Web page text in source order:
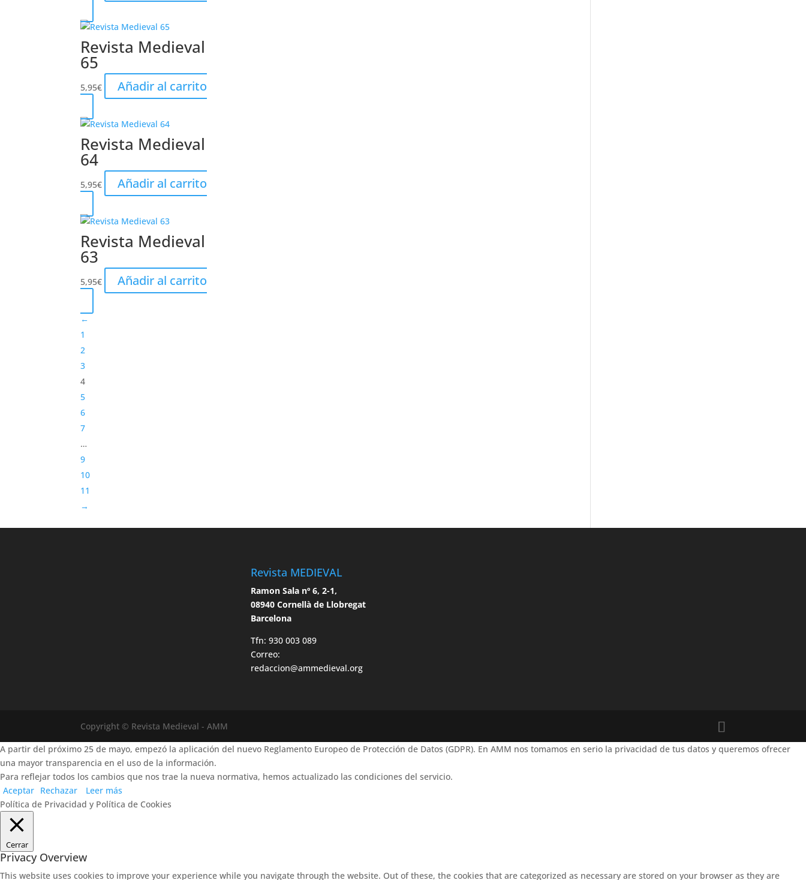
Revista Medieval
65
5,95€ Añadir al carrito
Revista Medieval
64
5,95€ Añadir al carrito
Revista Medieval
63
5,95€ Añadir al carrito
←
1
2
3
4
5
6
7
…
9
10
11
→
Revista MEDIEVAL
Ramon Sala nº 6, 2-1,
08940 Cornellà de Llobregat
Barcelona
Tfn: 930 003 089
Correo:
redaccion@ammedieval.org
Copyright © Revista Medieval - AMM
A partir del próximo 25 de mayo, empezó la aplicación del nuevo Reglamento Europeo de Protección de Datos (GDPR). En AMM nos tomamos en serio la privacidad de tus datos y queremos ofrecer
una mayor transparencia en el uso de la información.
Para reflejar todos los cambios que nos trae la nueva normativa, hemos actualizado las condiciones del servicio.
Aceptar Rechazar
Leer más
Política de Privacidad y Política de Cookies
Cerrar
Privacy Overview
This website uses cookies to improve your experience while you navigate through the website. Out of these, the cookies that are categorized as necessary are stored on your browser as they are